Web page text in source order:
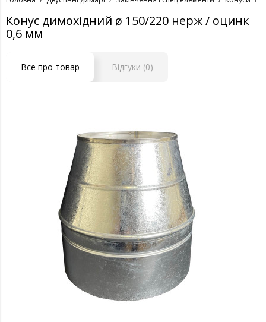
Конус димохідний ø 150/220 нерж / оцинк
0,6 мм
Все про товар Відгуки (0)